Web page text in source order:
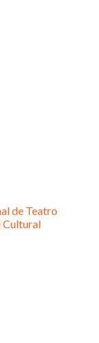
de Teatro
Cultural